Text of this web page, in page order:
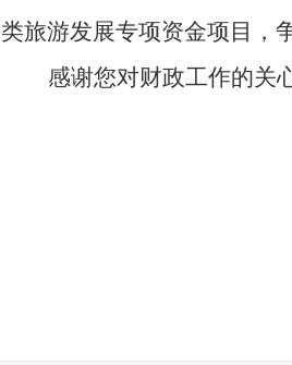
类旅游发展专项资金项目，
感谢您对财政工作的关